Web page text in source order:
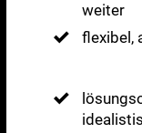
weiter
flexibel,